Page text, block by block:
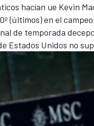
hacían ue Kevin
(últimos) en el
de temporada
Estados Unidos no